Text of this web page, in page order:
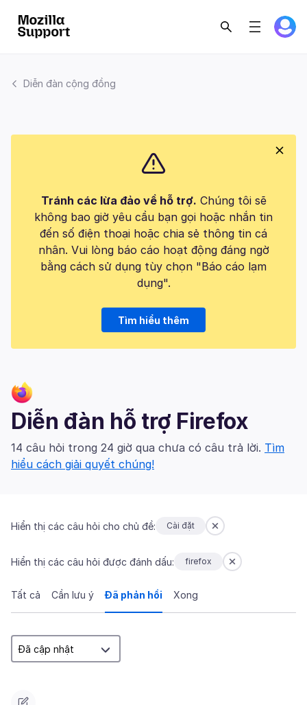
Diễn đàn cộng đồng
Tránh các lừa đảo về hỗ trợ. Chúng tôi sẽ
không bao giờ yêu cầu bạn gọi hoặc nhắn tin
đến số điện thoại hoặc chia sẻ thông tin cá
nhân. Vui lòng báo cáo hoạt động đáng ngờ
bằng cách sử dụng tùy chọn "Báo cáo lạm
dụng".
Tìm hiểu thêm
Diễn đàn hỗ trợ Firefox
14 câu hỏi trong 24 giờ qua chưa có câu trả lời. Tìm
hiểu cách giải quyết chúng!
Hiển thị các câu hỏi cho chủ đề: Cài đặt
Hiển thị các câu hỏi được đánh dấu: firefox
Tất cả Cần lưu ý Đã phản hồi Xong